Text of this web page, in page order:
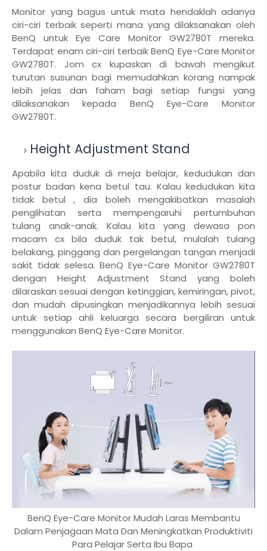
Monitor yang bagus untuk mata hendaklah adanya
ciri-ciri terbaik seperti mana yang dilaksanakan oleh
BenQ untuk Eye Care Monitor GW2780T mereka.
Terdapat enam ciri-ciri terbaik BenQ Eye-Care Monitor
GW2780T. Jom cx kupaskan di bawah mengikut
turutan susunan bagi memudahkan korang nampak
lebih jelas dan faham bagi setiap fungsi yang
dilaksanakan kepada BenQ Eye-Care Monitor
GW2780T.
Height Adjustment Stand
Apabila kita duduk di meja belajar, kedudukan dan
postur badan kena betul tau. Kalau kedudukan kita
tidak betul , dia boleh mengakibatkan masalah
penglihatan serta mempengaruhi pertumbuhan
tulang anak-anak. Kalau kita yang dewasa pon
macam cx bila duduk tak betul, mulalah tulang
belakang, pinggang dan pergelangan tangan menjadi
sakit tidak selesa. BenQ Eye-Care Monitor GW2780T
dengan Height Adjustment Stand yang boleh
dilaraskan sesuai dengan ketinggian, kemiringan, pivot,
dan mudah dipusingkan menjadikannya lebih sesuai
untuk setiap ahli keluarga secara bergiliran untuk
menggunakan BenQ Eye-Care Monitor.
BenQ Eye-Care Monitor Mudah Laras Membantu
Dalam Penjagaan Mata Dan Meningkatkan Produktiviti
Para Pelajar Serta Ibu Bapa